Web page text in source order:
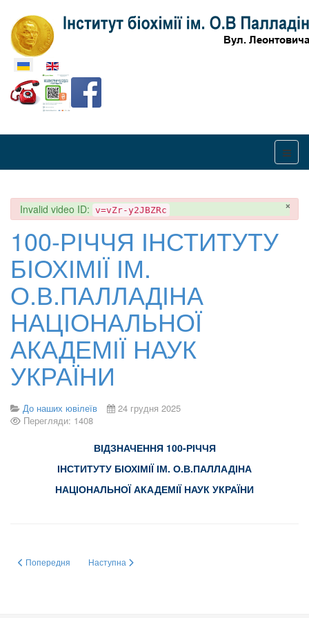
Оберіть свою мову
×
danger
Invalid video ID: v=vZr-y2JBZRc
100-РІЧЧЯ ІНСТИТУТУ
БІОХІМІЇ ІМ.
О.В.ПАЛЛАДІНА
НАЦІОНАЛЬНОЇ
АКАДЕМІЇ НАУК
УКРАЇНИ
До наших ювілеїв
24 грудня 2025
Перегляди: 1408
ВІДЗНАЧЕННЯ 100-РІЧЧЯ
ІНСТИТУТУ БІОХІМІЇ ІМ. О.В.ПАЛЛАДІНА
НАЦІОНАЛЬНОЇ АКАДЕМІЇ НАУК УКРАЇНИ
Попередня стаття: ПРЕЗЕНТАЦІЯ АКАДЕМІКА НАН УКРАЇНИ
Попередня Наступна стаття: До 75-річчя від дня народження С.В.
Наступна